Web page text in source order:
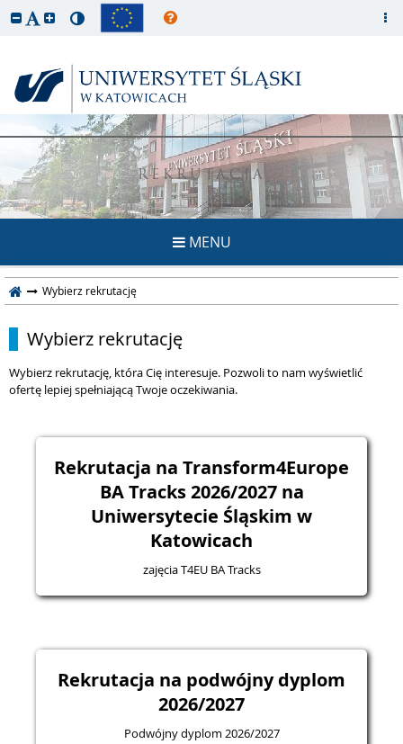
REKRUTACJA
MENU
Wybierz rekrutację
Wybierz rekrutację
Wybierz rekrutację, która Cię interesuje. Pozwoli to nam wyświetlić
ofertę lepiej spełniającą Twoje oczekiwania.
Rekrutacja na Transform4Europe
BA Tracks 2026/2027 na
Uniwersytecie Śląskim w
Katowicach
zajęcia T4EU BA Tracks
Rekrutacja na podwójny dyplom
2026/2027
Podwójny dyplom 2026/2027